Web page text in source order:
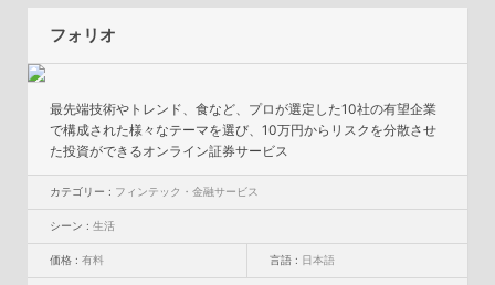
フォリオ
最先端技術やトレンド、食など、プロが選定した10社の有望企業
で構成された様々なテーマを選び、10万円からリスクを分散させ
た投資ができるオンライン証券サービス
カテゴリー : フィンテック・金融サービス
シーン :生活
価格 :有料 言語 : 日本語